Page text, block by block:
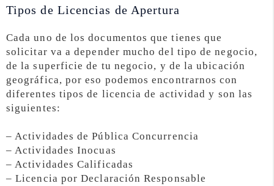
Tipos de Licencias de Apertura
Cada uno de los documentos que tienes que
solicitar va a depender mucho del tipo de negocio,
de la superficie de tu negocio, y de la ubicación
geográfica, por eso podemos encontrarnos con
diferentes tipos de licencia de actividad y son las
siguientes:
– Actividades de Pública Concurrencia
– Actividades Inocuas
– Actividades Calificadas
– Licencia por Declaración Responsable